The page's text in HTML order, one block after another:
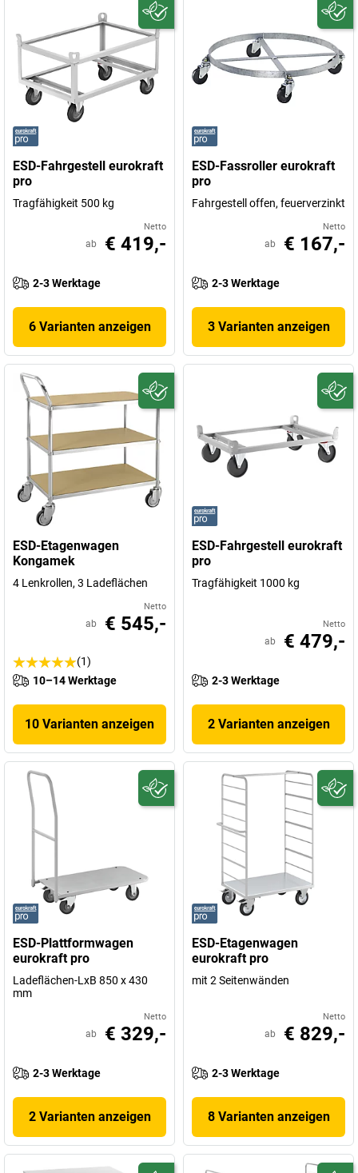
ESD-Fahrgestell eurokraft
pro
Tragfähigkeit 500 kg
Netto
ab € 419,-
2-3 Werktage
6 Varianten anzeigen
ESD-Fassroller eurokraft
pro
Fahrgestell offen, feuerverzinkt
Netto
ab € 167,-
2-3 Werktage
3 Varianten anzeigen
ESD-Etagenwagen
Kongamek
4 Lenkrollen, 3 Ladeflächen
Netto
ab € 545,-
(1)
10–14 Werktage
10 Varianten anzeigen
ESD-Fahrgestell eurokraft
pro
Tragfähigkeit 1000 kg
Netto
ab € 479,-
2-3 Werktage
2 Varianten anzeigen
ESD-Plattformwagen
eurokraft pro
Ladeflächen-LxB 850 x 430
mm
Netto
ab € 329,-
2-3 Werktage
2 Varianten anzeigen
ESD-Etagenwagen
eurokraft pro
mit 2 Seitenwänden
Netto
ab € 829,-
2-3 Werktage
8 Varianten anzeigen